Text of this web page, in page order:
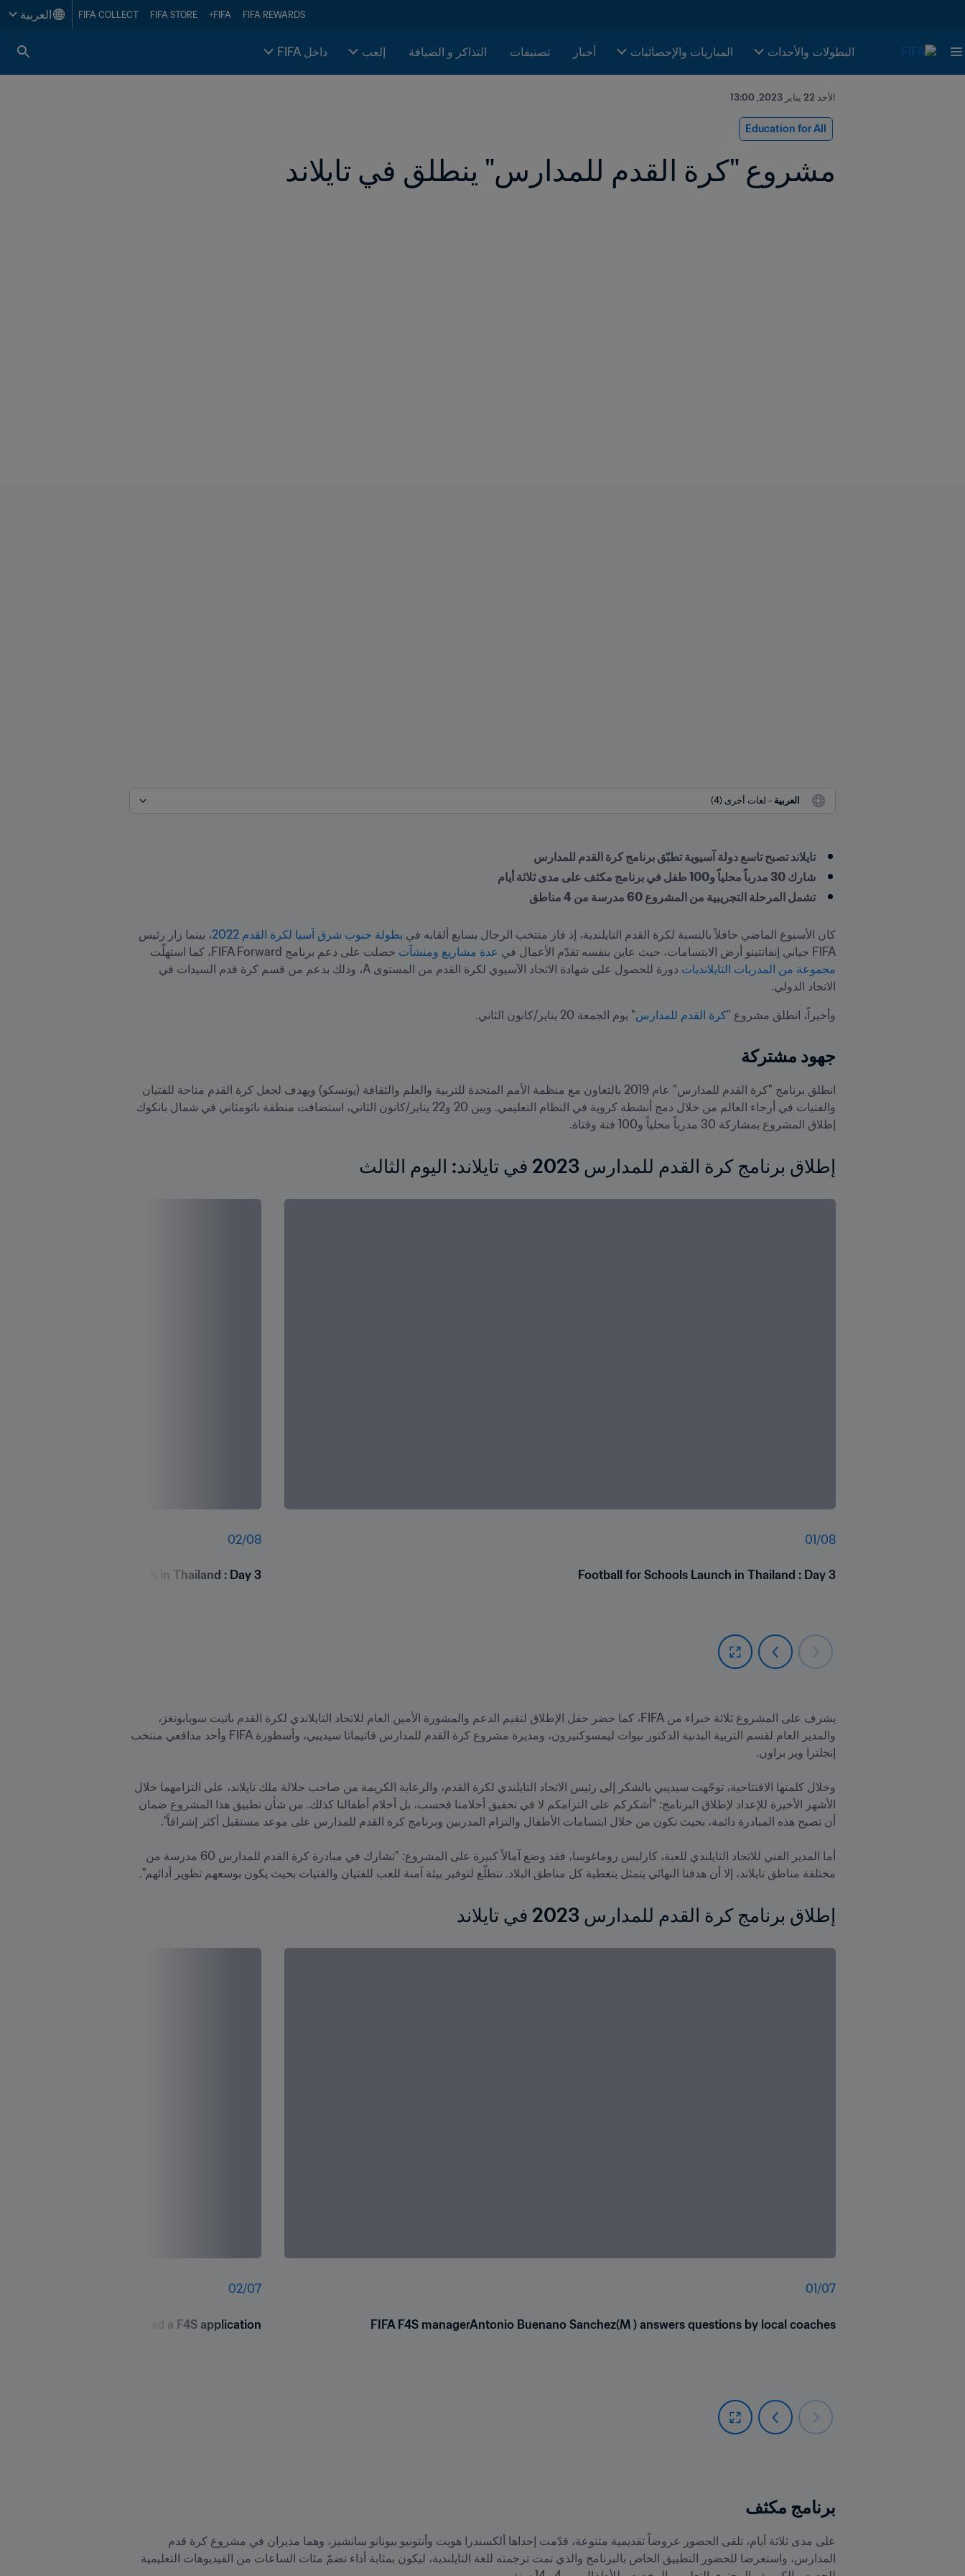
FIFA REWARDS
FIFA+
FIFA STORE
FIFA COLLECT العربية
البطولات والأحدات المباريات والإحصائيات أخبار تصنيفات التذاكر و الضيافة إلعب داخل FIFA
الأحد 22 يناير 2023, 13:00
Education for All
مشروع "كرة القدم للمدارس" ينطلق في تايلاند
العربية
تايلاند تصبح تاسع دولة آسيوية تطبّق برنامج كرة القدم للمدارس
شارك 30 مدرباً محلياً و100 طفل في برنامج مكثف على مدى ثلاثة أيام
تشمل المرحلة التجريبية من المشروع 60 مدرسة من 4 مناطق
كان الأسبوع الماضي حافلاً بالنسبة لكرة القدم التايلندية، إذ فاز منتخب الرجال بسابع ألقابه في بطولة جنوب شرق آسيا لكرة القدم 2022
FIFA جياني إنفانتينو أرض الابتسامات، حيث عاين بنفسه تقدّم الأعمال في
عدة مشاريع ومنشآت حصلت على دعم برنامج FIFA Forward، كما استهلّت
مجموعة من المدربات التايلانديات
الاتحاد الدولي.
وأخيراً، انطلق مشروع "كرة القدم للمدارس" يوم الجمعة 20 يناير/كانون الثاني.
جهود مشتركة
إطلاق المشروع بمشاركة 30 مدرباً محلياً و100 فتة وفتاة.
إطلاق برنامج كرة القدم للمدارس 2023 في تايلاند: اليوم الثالث
01/08
Football for Schools Launch in Thailand : Day 3
02/08
Football for Schools Launch in Thailand : Day 3
مختلفة مناطق تايلاند، إلا أن هدفنا النهائي يتمثل بتغطية كل مناطق البلاد. نتطلّع لتوفير بيئة آمنة للعب للفتيان والفتيات بحيث يكون بوسعهم تطوير أدائهم".
إطلاق برنامج كرة القدم للمدارس 2023 في تايلاند
01 /07
FIFA F4S managerAntonio Buenano Sanchez(M ) answers questions by local coaches
02/07
Local coaches download a F4S application
برنامج مكثف